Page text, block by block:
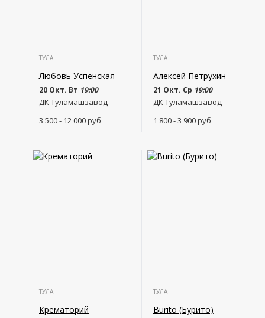
ТУЛА
Любовь Успенская
20 Окт. Вт 19:00
ДК Туламашзавод
3 500 - 12 000руб
ТУЛА
Алексей Петрухин
21 Окт. Ср 19:00
ДК Туламашзавод
1 800 - 3 900руб
ТУЛА
Крематорий
ТУЛА
Burito (Бурито)